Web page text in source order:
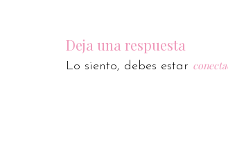
Deja una respuesta
Lo siento, debes estar